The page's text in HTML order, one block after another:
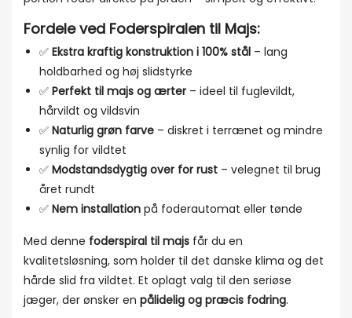
Fordele ved Foderspiralen til Majs:
✅ Ekstra kraftig konstruktion i 100% stål – lang
holdbarhed og høj slidstyrke
✅ Perfekt til majs og ærter – ideel til fuglevildt,
hårvildt og vildsvin
✅ Naturlig grøn farve – diskret i terrænet og mindre
synlig for vildtet
✅ Modstandsdygtig over for rust – velegnet til brug
året rundt
✅ Nem installation på foderautomat eller tønde
Med denne foderspiral til majs får du en
kvalitetsløsning, som holder til det danske klima og det
hårde slid fra vildtet. Et oplagt valg til den seriøse
jæger, der ønsker en pålidelig og præcis fodring.